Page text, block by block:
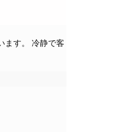
ます。 冷静で客